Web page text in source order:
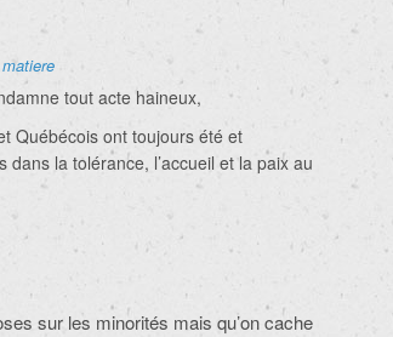
tout acte haineux,
Québécois ont toujours été et
la tolérance, l’accueil et la paix au
sur les minorités mais qu’on cache